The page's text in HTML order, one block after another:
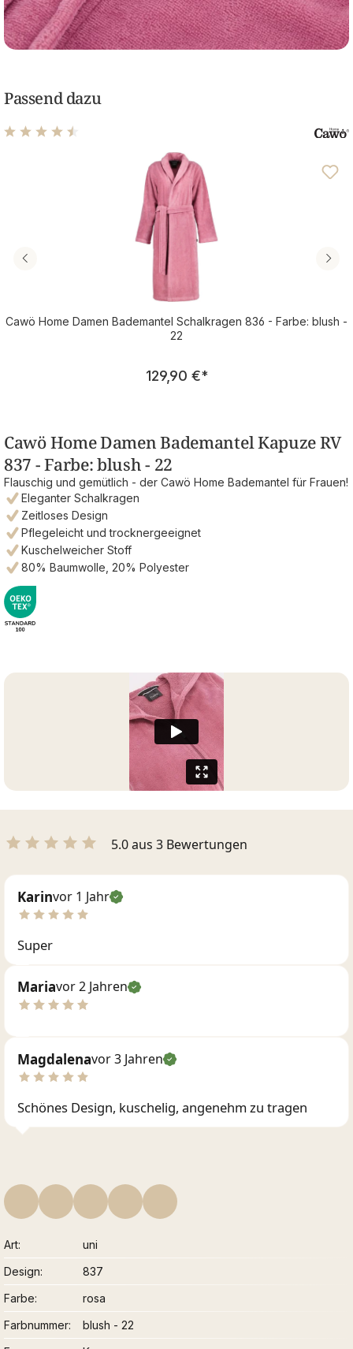
Passend dazu
Durchschnittliche Bewertung von 4.5 von 5 Sternen
Cawö Home Damen Bademantel Schalkragen 836 - Farbe: blush -
22
Regulärer Preis:
129,90 €*
Cawö Home Damen Bademantel Kapuze RV
837 - Farbe: blush - 22
Flauschig und gemütlich - der Cawö Home Bademantel für Frauen!
Eleganter Schalkragen
Zeitloses Design
Pflegeleicht und trocknergeeignet
Kuschelweicher Stoff
80% Baumwolle, 20% Polyester
5.0 aus 3 Bewertungen
Karinvor 1 Jahr
Super
Mariavor 2 Jahren
Magdalenavor 3 Jahren
Schönes Design, kuschelig, angenehm zu tragen
Art
uni
Design
837
Farbe
rosa
Farbnummer
blush - 22